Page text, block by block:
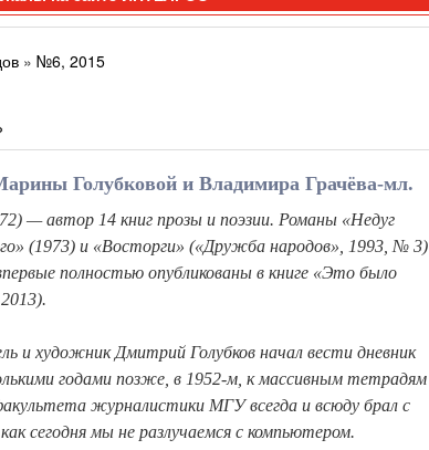
» №6, 2015
Голубковой и Владимира Грачёва-мл.
— автор 14 книг прозы и поэзии. Романы «Недуг
(1973) и «Восторги» («Дружба народов», 1993, № 3)
полностью опубликованы в книге «Это было
и художник Дмитрий Голубков начал вести дневник
годами позже, в 1952-м, к массивным тетрадям
журналистики МГУ всегда и всюду брал с
сегодня мы не разлучаемся с компьютером.